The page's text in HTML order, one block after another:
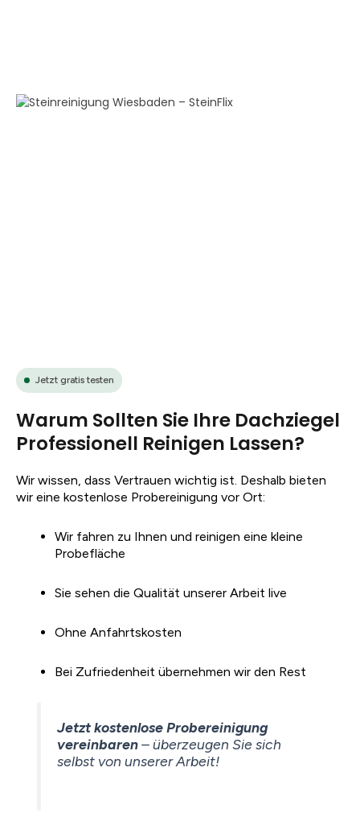
Jetzt gratis testen
Warum Sollten Sie Ihre Dachziegel
Professionell Reinigen Lassen?
Wir wissen, dass Vertrauen wichtig ist. Deshalb bieten
wir eine kostenlose Probereinigung vor Ort:
Wir fahren zu Ihnen und reinigen eine kleine
Probefläche
Sie sehen die Qualität unserer Arbeit live
Ohne Anfahrtskosten
Bei Zufriedenheit übernehmen wir den Rest
Jetzt kostenlose Probereinigung
vereinbaren– überzeugen Sie sich
selbst von unserer Arbeit!